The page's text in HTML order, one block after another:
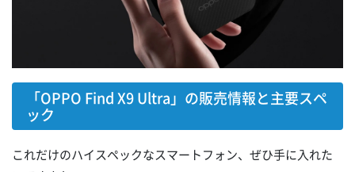
「OPPO Find X9 Ultra」の販売情報と主要スペ
ック
これだけのハイスペックなスマートフォン、ぜひ手に入れた